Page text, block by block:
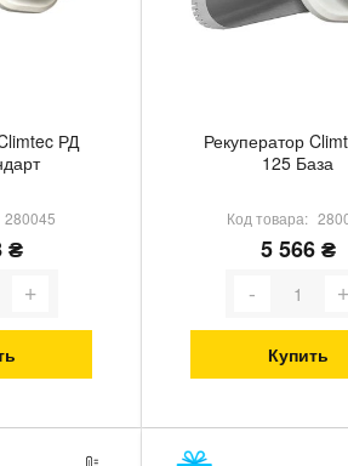
РД
280045
₴
Рекуператор
125 База
Код товара:
5 566 ₴
Купить